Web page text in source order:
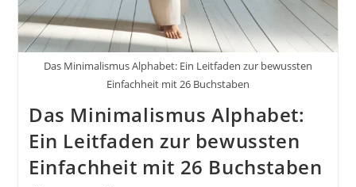
Das Minimalismus Alphabet: Ein Leitfaden zur bewussten
Einfachheit mit 26 Buchstaben
Das Minimalismus Alphabet:
Ein Leitfaden zur bewussten
Einfachheit mit 26 Buchstaben